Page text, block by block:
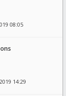
08:05
14:29